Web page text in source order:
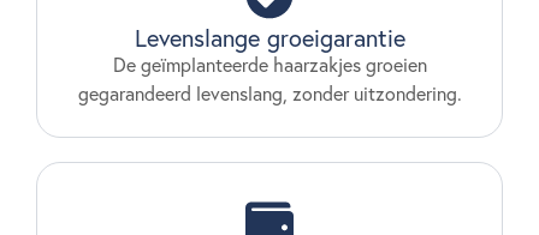
Levenslange groeigarantie
De geïmplanteerde haarzakjes groeien
gegarandeerd levenslang, zonder uitzondering.